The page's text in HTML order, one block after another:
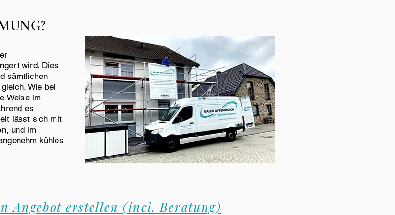
wird. Dies
sämtlichen
Wie bei
Weise im
es
lässt sich mit
und im
kühles
Angebot erstellen (incl. Beratung)